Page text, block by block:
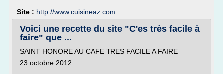
Site : http://www.cuisineaz.com
Voici une recette du site "C'es très facile à
faire" que ...
SAINT HONORE AU CAFE TRES FACILE A FAIRE
23 octobre 2012